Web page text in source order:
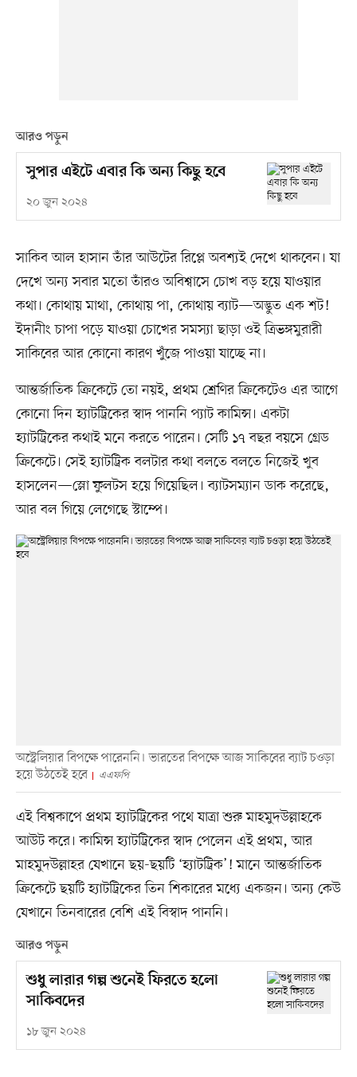
আরও পড়ুন
সুপার এইটে এবার কি অন্য কিছু হবে
২০ জুন ২০২৪
সাকিব আল হাসান তাঁর আউটের রিপ্লে অবশ্যই দেখে থাকবেন। যা
দেখে অন্য সবার মতো তাঁরও অবিশ্বাসে চোখ বড় হয়ে যাওয়ার
কথা। কোথায় মাথা, কোথায় পা, কোথায় ব্যাট—অদ্ভুত এক শট!
ইদানীং চাপা পড়ে যাওয়া চোখের সমস্যা ছাড়া ওই ত্রিভঙ্গমুরারী
সাকিবের আর কোনো কারণ খুঁজে পাওয়া যাচ্ছে না।
আন্তর্জাতিক ক্রিকেটে তো নয়ই, প্রথম শ্রেণির ক্রিকেটেও এর আগে
কোনো দিন হ্যাটট্রিকের স্বাদ পাননি প্যাট কামিন্স। একটা
হ্যাটট্রিকের কথাই মনে করতে পারেন। সেটি ১৭ বছর বয়সে গ্রেড
ক্রিকেটে। সেই হ্যাটট্রিক বলটার কথা বলতে বলতে নিজেই খুব
হাসলেন—স্লো ফুলটস হয়ে গিয়েছিল। ব্যাটসম্যান ডাক করেছে,
আর বল গিয়ে লেগেছে স্টাম্পে।
অস্ট্রেলিয়ার বিপক্ষে পারেননি। ভারতের বিপক্ষে আজ সাকিবের ব্যাট চওড়া
হয়ে উঠতেই হবে
এএফপি
এই বিশ্বকাপে প্রথম হ্যাটট্রিকের পথে যাত্রা শুরু মাহমুদউল্লাহকে
আউট করে। কামিন্স হ্যাটট্রিকের স্বাদ পেলেন এই প্রথম, আর
মাহমুদউল্লাহর যেখানে ছয়-ছয়টি ‘হ্যাটট্রিক’! মানে আন্তর্জাতিক
ক্রিকেটে ছয়টি হ্যাটট্রিকের তিন শিকারের মধ্যে একজন। অন্য কেউ
যেখানে তিনবারের বেশি এই বিস্বাদ পাননি।
আরও পড়ুন
শুধু লারার গল্প শুনেই ফিরতে হলো
সাকিবদের
১৮ জুন ২০২৪